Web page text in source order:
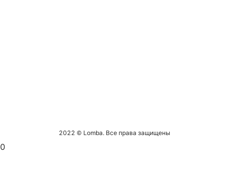
2022 © Lomba. Все права защищены
0